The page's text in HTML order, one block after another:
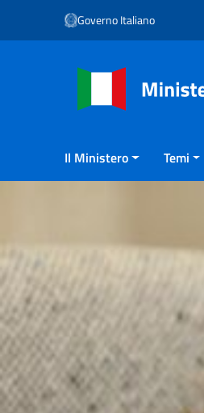
Vai ai contenuti
Vai al menu di navigazione
Governo Italiano
Il Ministero Temi